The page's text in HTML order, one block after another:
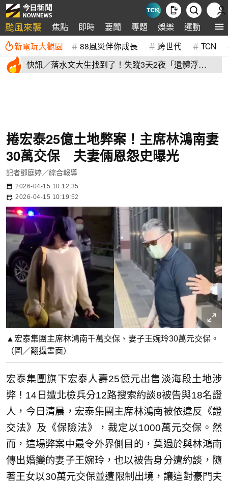
颱風來襲 焦點 即時 要聞 專題 娛樂 運動 全球
新電玩大觀園 88風災伴你成長 跨世代 TCN
快訊／落水文大生找到了！失蹤3天2夜「遺體浮
捲宏泰25億土地弊案！主席林鴻南妻
30萬交保 夫妻倆恩怨史曝光
記者鄧庭婷／綜合報導
2026-04-15 10:12:35
2026-04-15 10:19:52
▲宏泰集團主席林鴻南千萬交保、妻子王婉玲30萬元交保。
（圖／翻攝畫面）
宏泰集團旗下宏泰人壽25億元出售淡海段土地涉
弊！14日遭北檢兵分12路搜索約談8被告與18名證
人，今日清晨，宏泰集團主席林鴻南被依違反《證
交法》及《保險法》，裁定以1000萬元交保。然
而，這場弊案中最令外界側目的，莫過於與林鴻南
傳出婚變的妻子王婉玲，也以被告身分遭約談，隨
著王女以30萬元交保並遭限制出境，讓這對豪門夫